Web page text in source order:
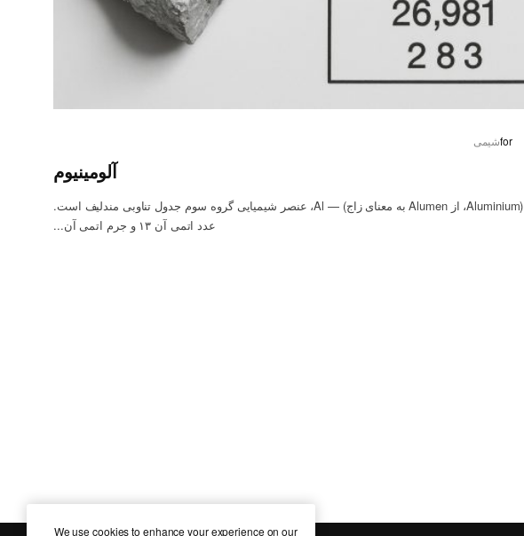
forشیمی
آلومینیوم
آلومینیوم (Aluminium، از Alumen به معنای زاج) — Al، عنصر شیمیایی گروه سوم جدول تناوبی مندلیف است.
عدد اتمی آن ۱۳ و جرم اتمی آن...
We use cookies to enhance your experience on our